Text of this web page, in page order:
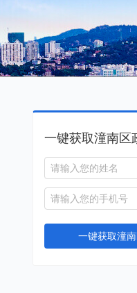
一键获取潼南区
一键获取潼